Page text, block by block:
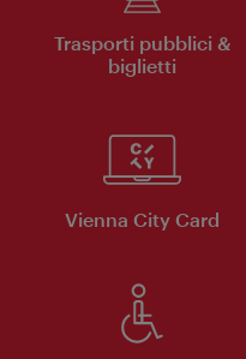
Trasporti pubblici &
biglietti
Vienna City Card